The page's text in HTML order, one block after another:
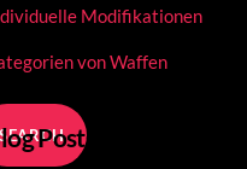
Modifikationen
von Waffen
Posts